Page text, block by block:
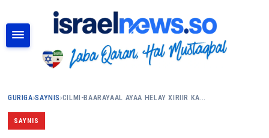
GURIGA›SAYNIS›CILMI-BAARAYAAL AYAA HELAY XIRIIR KA…
SAYNIS